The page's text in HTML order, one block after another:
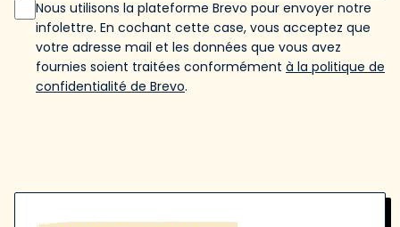
Nous utilisons la plateforme Brevo pour envoyer notre
infolettre. En cochant cette case, vous acceptez que
votre adresse mail et les données que vous avez
fournies soient traitées conformément à la politique de
confidentialité de Brevo.